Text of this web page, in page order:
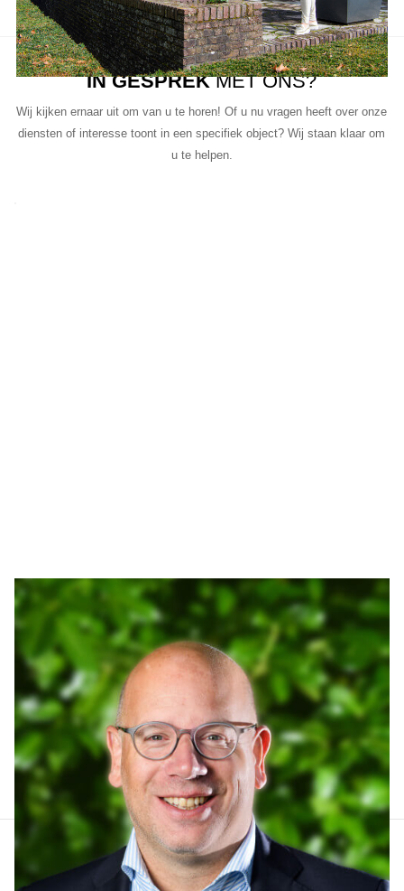
IN GESPREKMET ONS?
Wij kijken ernaar uit om van u te horen! Of u nu vragen heeft over onze
diensten of interesse toont in een specifiek object? Wij staan klaar om
u te helpen.
Arthur Lankhuizen
06 551 184 60
arthur@lucvastgoed.nl
Contact opnemen